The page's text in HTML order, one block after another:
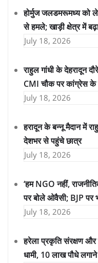
होर्मुज जलडमरूमध्य को
से हमले; खाड़ी क्षेत्र में
July 18, 2026
राहुल गांधी के देहरादून
CMI चौक पर कांग्रेस के
July 18, 2026
हरादून के बन्नू मैदान में
देशभर से पहुंचे छात्र
July 18, 2026
‘हम NGO नहीं,
पर बोले ओवैसी; BJP पर
July 18, 2026
हरेला प्रकृति संरक्षण और
धामी, 10 लाख पौधे